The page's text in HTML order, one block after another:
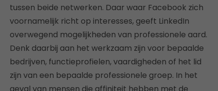
tussen beide netwerken. Daar waar Facebook zich
voornamelijk richt op interesses, geeft LinkedIn
overwegend mogelijkheden van professionele aard.
Denk daarbij aan het werkzaam zijn voor bepaalde
bedrijven, functieprofielen, vaardigheden of het lid
zijn van een bepaalde professionele groep. In het
geval van mensen die affiniteit hebben met de